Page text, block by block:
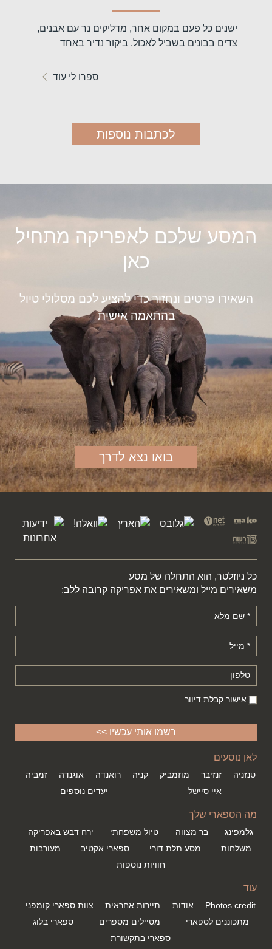
ישנים כל פעם במקום אחר, מדליקים נר עם אבנים,
צדים בבונים בשביל לאכול. ביקור נדיר באחד
ספרו לי עוד
לכתבות נוספות
המסע שלכם לאפריקה מתחיל
כאן
השאירו פרטים ונחזור כדי להציע לכם מסלולי טיול
בהתאמה אישית
בואו נצא לדרך
כל ניוזלטר, הוא התחלה של מסע
משאירים מייל ומשאירים את אפריקה קרובה ללב:
אישור קבלת דיוור
לאן נוסעים
טנזניה זנזיבר מוזמביק קניה רואנדה אוגנדה
זמביה
איי סיישל
יעדים נוספים
מה הספארי שלך
גלמפינג בר מצווה טיול משפחתי
ירח דבש באפריקה
משלחות
מסע תלת דורי ספארי אקטיב
מעורבות
חוויות נוספות
עוד
Photos credit אודות תיירות אחראית
צוות ספארי קומפני
מתכוננים לספארי
מטיילים מספרים
ספארי בלוג
ספארי בתקשורת